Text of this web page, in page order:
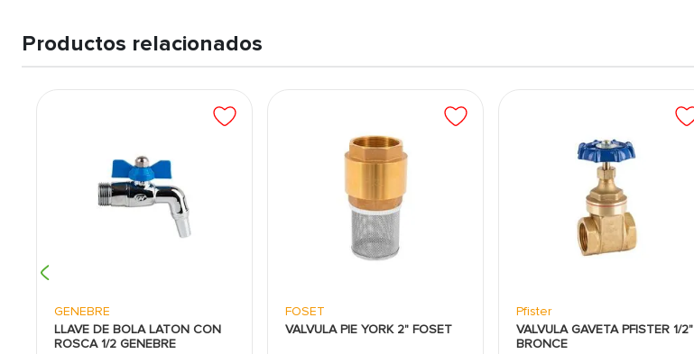
Productos relacionados
GENEBRE
LLAVE DE BOLA LATON CON
ROSCA 1/2 GENEBRE
FOSET
VALVULA PIE YORK 2" FOSET
Pfister
VALVULA GAVETA PFISTER 1/2"
BRONCE